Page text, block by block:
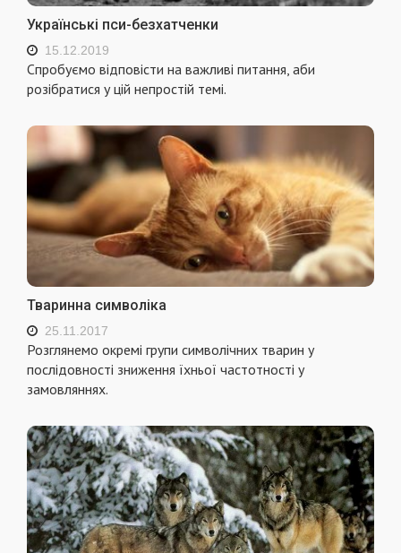
Українські пси-безхатченки
15.12.2019
Спробуємо відповісти на важливі питання, аби
розібратися у цій непростій темі.
Тваринна символіка
25.11.2017
Розглянемо окремі групи символічних тварин у
послідовності зниження їхньої частотності у
замовляннях.